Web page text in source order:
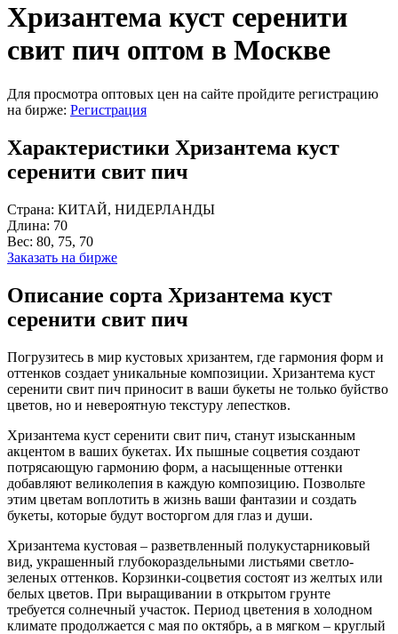
Хризантема куст серенити
свит пич оптом в Москве
Для просмотра оптовых цен на сайте пройдите регистрацию
на бирже: Регистрация
Характеристики Хризантема куст
серенити свит пич
Страна: КИТАЙ, НИДЕРЛАНДЫ
Длина: 70
Вес: 80, 75, 70
Заказать на бирже
Описание сорта Хризантема куст
серенити свит пич
Погрузитесь в мир кустовых хризантем, где гармония форм и
оттенков создает уникальные композиции. Хризантема куст
серенити свит пич приносит в ваши букеты не только буйство
цветов, но и невероятную текстуру лепестков.
Хризантема куст серенити свит пич, станут изысканным
акцентом в ваших букетах. Их пышные соцветия создают
потрясающую гармонию форм, а насыщенные оттенки
добавляют великолепия в каждую композицию. Позвольте
этим цветам воплотить в жизнь ваши фантазии и создать
букеты, которые будут восторгом для глаз и души.
Хризантема кустовая – разветвленный полукустарниковый
вид, украшенный глубокораздельными листьями светло-
зеленых оттенков. Корзинки-соцветия состоят из желтых или
белых цветов. При выращивании в открытом грунте
требуется солнечный участок. Период цветения в холодном
климате продолжается с мая по октябрь, а в мягком – круглый